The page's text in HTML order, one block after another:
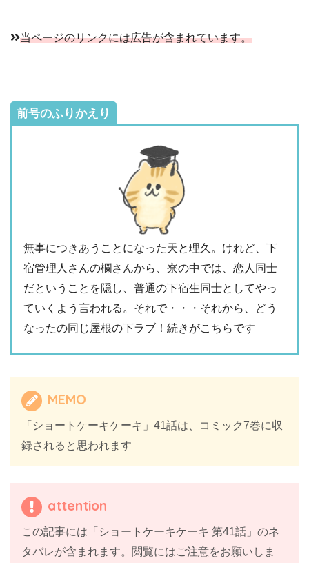
当ページのリンクには広告が含まれています。
前号のふりかえり
無事につきあうことになった天と理久。けれど、下
宿管理人さんの欄さんから、寮の中では、恋人同士
だということを隠し、普通の下宿生同士としてやっ
ていくよう言われる。それで・・・それから、どう
なったの同じ屋根の下ラブ！続きがこちらです
MEMO
「ショートケーキケーキ」41話は、コミック7巻に収
録されると思われます
attention
この記事には「ショートケーキケーキ 第41話」のネ
タバレが含まれます。閲覧にはご注意をお願いしま